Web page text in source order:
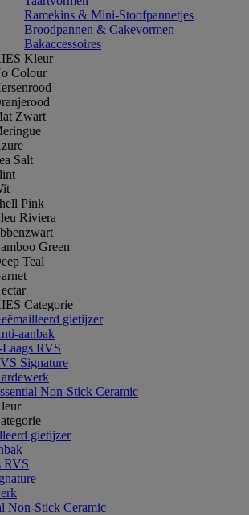
Ramekins & Mini-Stoofpannetjes
Broodpannen & Cakevormen
Bakaccessoires
Kleur
Colour
Zwart
Salt
Pink
Riviera
Green
Teal
Categorie
gietijzer
aanbak
RVS
Signature
Non-Stick Ceramic
gietijzer
RVS
Non-Stick Ceramic